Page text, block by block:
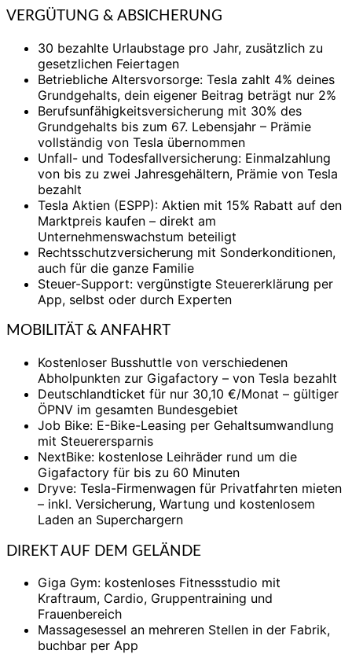
VERGÜTUNG & ABSICHERUNG
30 bezahlte Urlaubstage pro Jahr, zusätzlich zu
gesetzlichen Feiertagen
Betriebliche Altersvorsorge: Tesla zahlt 4% deines
Grundgehalts, dein eigener Beitrag beträgt nur 2%
Berufsunfähigkeitsversicherung mit 30% des
Grundgehalts bis zum 67. Lebensjahr – Prämie
vollständig von Tesla übernommen
Unfall- und Todesfallversicherung: Einmalzahlung
von bis zu zwei Jahresgehältern, Prämie von Tesla
bezahlt
Tesla Aktien (ESPP): Aktien mit 15% Rabatt auf den
Marktpreis kaufen – direkt am
Unternehmenswachstum beteiligt
Rechtsschutzversicherung mit Sonderkonditionen,
auch für die ganze Familie
Steuer-Support: vergünstigte Steuererklärung per
App, selbst oder durch Experten
MOBILITÄT & ANFAHRT
Kostenloser Busshuttle von verschiedenen
Abholpunkten zur Gigafactory – von Tesla bezahlt
Deutschlandticket für nur 30,10 €/Monat – gültiger
ÖPNV im gesamten Bundesgebiet
Job Bike: E-Bike-Leasing per Gehaltsumwandlung
mit Steuerersparnis
NextBike: kostenlose Leihräder rund um die
Gigafactory für bis zu 60 Minuten
Dryve: Tesla-Firmenwagen für Privatfahrten mieten
– inkl. Versicherung, Wartung und kostenlosem
Laden an Superchargern
DIREKT AUF DEM GELÄNDE
Giga Gym: kostenloses Fitnessstudio mit
Kraftraum, Cardio, Gruppentraining und
Frauenbereich
Massagesessel an mehreren Stellen in der Fabrik,
buchbar per App